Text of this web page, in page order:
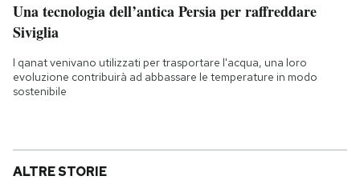
Una tecnologia dell’antica Persia per raffreddare
Siviglia
I qanat venivano utilizzati per trasportare l'acqua, una loro
evoluzione contribuirà ad abbassare le temperature in modo
sostenibile
ALTRE STORIE